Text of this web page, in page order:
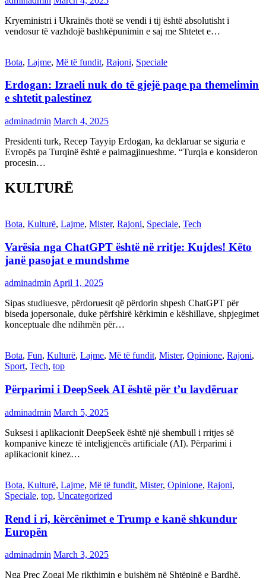
Kryeministri i Ukrainës thotë se vendi i tij është absolutisht i
vendosur të vazhdojë bashkëpunimin e saj me Shtetet e…
Bota, Lajme, Më të fundit, Rajoni, Speciale
Erdogan: Izraeli nuk do të gjejë paqe pa themelimin
e shtetit palestinez
adminadmin March 4, 2025
Presidenti turk, Recep Tayyip Erdogan, ka deklaruar se siguria e
Evropës pa Turqinë është e paimagjinueshme. “Turqia e konsideron
procesin…
KULTURË
Bota, Kulturë, Lajme, Mister, Rajoni, Speciale, Tech
Varësia nga ChatGPT është në rritje: Kujdes! Këto
janë pasojat e mundshme
adminadmin April 1, 2025
Sipas studiuesve, përdoruesit që përdorin shpesh ChatGPT për
biseda jopersonale, duke përfshirë kërkimin e këshillave, shpjegimet
konceptuale dhe ndihmën për…
Bota, Fun, Kulturë, Lajme, Më të fundit, Mister, Opinione, Rajoni,
Sport, Tech, top
Përparimi i DeepSeek AI është për t’u lavdëruar
adminadmin March 5, 2025
Suksesi i aplikacionit DeepSeek është një shembull i rritjes së
kompanive kineze të inteligjencës artificiale (AI). Përparimi i
aplikacionit kinez…
Bota, Kulturë, Lajme, Më të fundit, Mister, Opinione, Rajoni,
Speciale, top, Uncategorized
Rend i ri, kërcënimet e Trump e kanë shkundur
Europën
adminadmin March 3, 2025
Nga Preç Zogaj Me rikthimin e bujshëm në Shtëpinë e Bardhë,